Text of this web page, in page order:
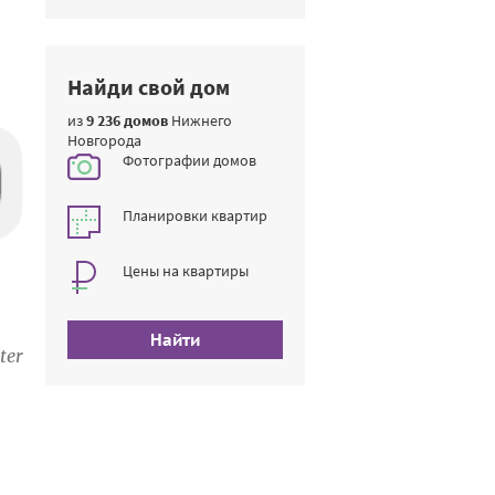
Найди свой дом
из9 236 домов Нижнего
Новгорода
Фотографии домов
Планировки квартир
Цены на квартиры
Найти